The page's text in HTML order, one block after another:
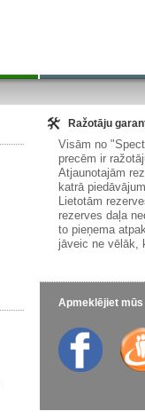
Ražotāju
Visām no
precēm ir
Atjaunotajām
katrā
Lietotām
rezerves daļa
to pieņema
jāveic ne vēlāk,
Apmeklējiet